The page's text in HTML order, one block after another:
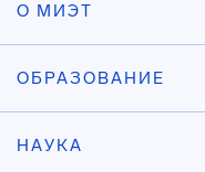
О МИЭТ
ОБРАЗОВАНИЕ
НАУКА